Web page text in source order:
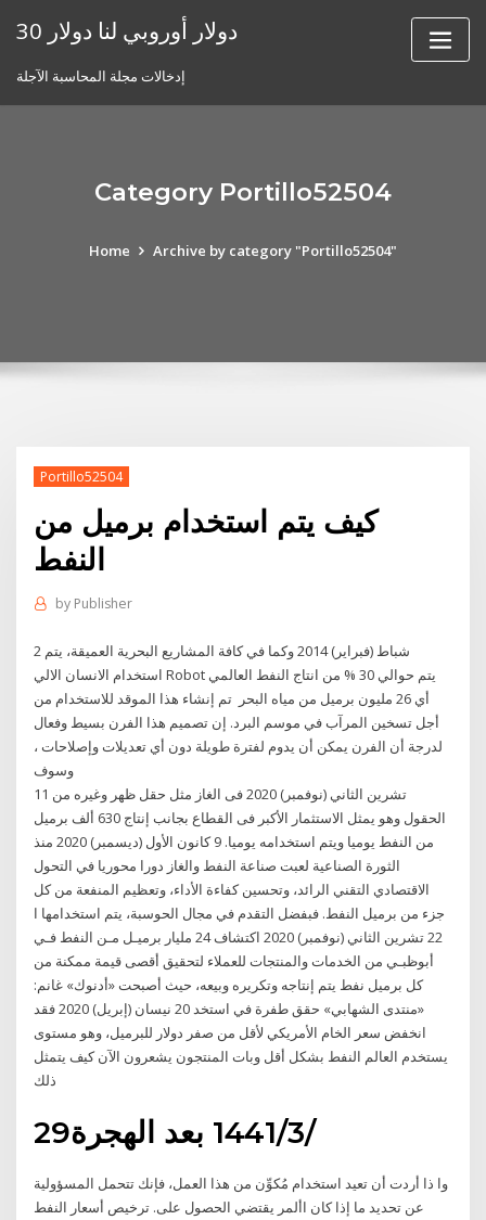
30 دولار أوروبي لنا دولار
إدخالات مجلة المحاسبة الآجلة
Category Portillo52504
Home Archive by category "Portillo52504"
Portillo52504
كيف يتم استخدام برميل من
النفط
by Publisher
2 شباط (فبراير) 2014 وكما في كافة المشاريع البحرية العميقة، يتم
استخدام الانسان الالي Robot يتم حوالي 30 % من انتاج النفط العالمي
أي 26 مليون برميل من مياه البحر تم إنشاء هذا الموقد للاستخدام من
أجل تسخين المرآب في موسم البرد. إن تصميم هذا الفرن بسيط وفعال
لدرجة أن الفرن يمكن أن يدوم لفترة طويلة دون أي تعديلات وإصلاحات ،
11 تشرين الثاني (نوفمبر) 2020 فى الغاز مثل حقل ظهر وغيره من
الحقول وهو يمثل الاستثمار الأكبر فى القطاع بجانب إنتاج 630 ألف برميل
من النفط يوميا ويتم استخدامه يوميا. 9 كانون الأول (ديسمبر) 2020 منذ
الثورة الصناعية لعبت صناعة النفط والغاز دورا محوريا في التحول
الاقتصادي التقني الرائد، وتحسين كفاءة الأداء، وتعظيم المنفعة من كل
جزء من برميل النفط. فبفضل التقدم في مجال الحوسبة، يتم استخدامها ا
22 تشرين الثاني (نوفمبر) 2020 اكتشاف 24 مليار برميـل مـن النفط فـي
أبوظبـي من الخدمات والمنتجات للعملاء لتحقيق أقصى قيمة ممكنة من
كل برميل نفط يتم إنتاجه وتكريره وبيعه، حيث أصبحت «أدنوك» غانم:
«منتدى الشهابي» حقق طفرة في استخد 20 نيسان (إبريل) 2020 فقد
انخفض سعر الخام الأمريكي لأقل من صفر دولار للبرميل، وهو مستوى
يستخدم العالم النفط بشكل أقل وبات المنتجون يشعرون الآن كيف يتمثل
29‏‏/3‏‏/1441 بعد الهجرة
وا ذا أردت أن تعيد استخدام مُكوِّن من هذا العمل، فإنك تتحمل المسؤولية
عن تحديد ما إذا كان األمر يقتضي الحصول على. ترخيص أسعار النفط